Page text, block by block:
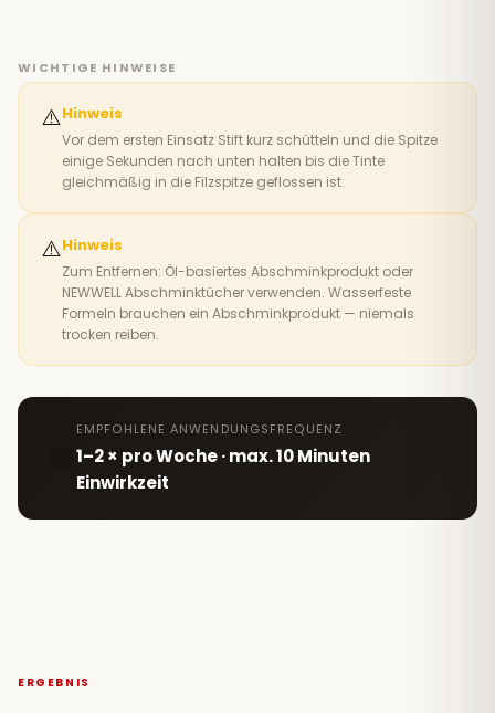
WICHTIGE HINWEISE
⚠️Hinweis
Vor dem ersten Einsatz Stift kurz schütteln und die Spitze
einige Sekunden nach unten halten bis die Tinte
gleichmäßig in die Filzspitze geflossen ist.
⚠️Hinweis
Zum Entfernen: Öl-basiertes Abschminkprodukt oder
NEWWELL Abschminktücher verwenden. Wasserfeste
Formeln brauchen ein Abschminkprodukt — niemals
trocken reiben.
EMPFOHLENE ANWENDUNGSFREQUENZ
1–2 × pro Woche · max. 10 Minuten
Einwirkzeit
ERGEBNIS